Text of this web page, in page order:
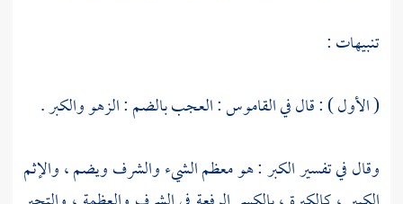
تنبيهات :
( الأول ) : قال في القاموس : العجب بالضم : الزهو والكبر .
وقال في تفسير الكبر : هو معظم الشيء والشرف ويضم ، والإثم